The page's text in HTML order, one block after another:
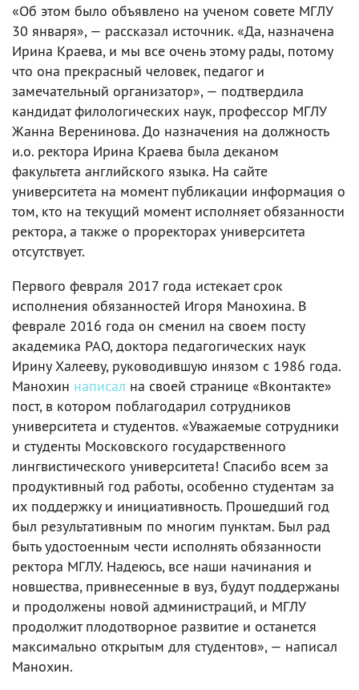
«Об этом было объявлено на ученом совете МГЛУ
30 января», — рассказал источник. «Да, назначена
Ирина Краева, и мы все очень этому рады, потому
что она прекрасный человек, педагог и
замечательный организатор», — подтвердила
кандидат филологических наук, профессор МГЛУ
Жанна Веренинова. До назначения на должность
и.о. ректора Ирина Краева была деканом
факультета английского языка. На сайте
университета на момент публикации информация о
том, кто на текущий момент исполняет обязанности
ректора, а также о проректорах университета
отсутствует.
Первого февраля 2017 года истекает срок
исполнения обязанностей Игоря Манохина. В
феврале 2016 года он сменил на своем посту
академика РАО, доктора педагогических наук
Ирину Халееву, руководившую инязом с 1986 года.
Манохин написал на своей странице «Вконтакте»
пост, в котором поблагодарил сотрудников
университета и студентов. «Уважаемые сотрудники
и студенты Московского государственного
лингвистического университета! Спасибо всем за
продуктивный год работы, особенно студентам за
их поддержку и инициативность. Прошедший год
был результативным по многим пунктам. Был рад
быть удостоенным чести исполнять обязанности
ректора МГЛУ. Надеюсь, все наши начинания и
новшества, привнесенные в вуз, будут поддержаны
и продолжены новой администраций, и МГЛУ
продолжит плодотворное развитие и останется
максимально открытым для студентов», — написал
Манохин.